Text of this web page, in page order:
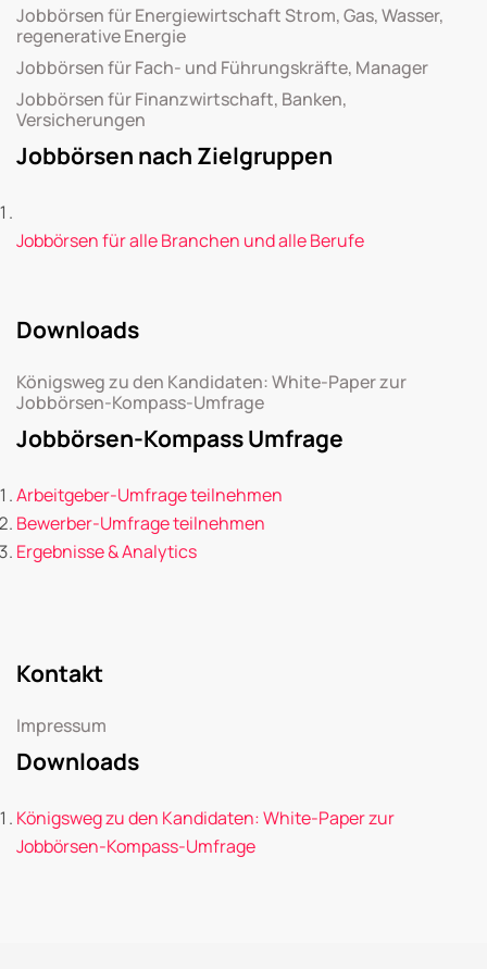
Jobbörsen für Energiewirtschaft Strom, Gas, Wasser,
regenerative Energie
Jobbörsen für Fach- und Führungskräfte, Manager
Jobbörsen für Finanzwirtschaft, Banken,
Versicherungen
Jobbörsen nach Zielgruppen
Jobbörsen für alle Branchen und alle Berufe
Downloads
Königsweg zu den Kandidaten: White-Paper zur
Jobbörsen-Kompass-Umfrage
Jobbörsen-Kompass Umfrage
Arbeitgeber-Umfrage teilnehmen
Bewerber-Umfrage teilnehmen
Ergebnisse & Analytics
Kontakt
Impressum
Downloads
Königsweg zu den Kandidaten: White-Paper zur
Jobbörsen-Kompass-Umfrage